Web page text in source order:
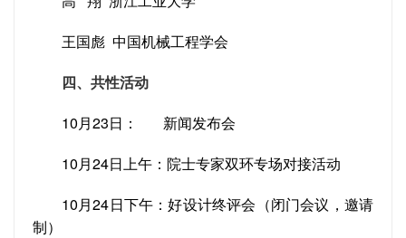
王国彪 中国机械工程学会
四、共性活动
10月23日： 新闻发布会
10月24日上午：院士专家双环专场对接活动
10月24日下午：好设计终评会（闭门会议，邀请
制）